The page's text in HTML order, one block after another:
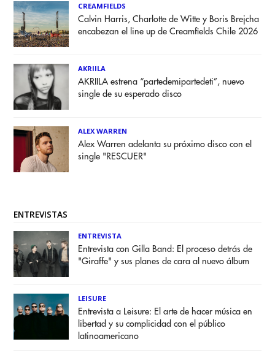
CREAMFIELDS
Calvin Harris, Charlotte de Witte y Boris Brejcha
encabezan el line up de Creamfields Chile 2026
AKRIILA
AKRIILA estrena “partedemipartedeti”, nuevo
single de su esperado disco
ALEX WARREN
Alex Warren adelanta su próximo disco con el
single "RESCUER"
ENTREVISTAS
ENTREVISTA
Entrevista con Gilla Band: El proceso detrás de
"Giraffe" y sus planes de cara al nuevo álbum
LEISURE
Entrevista a Leisure: El arte de hacer música en
libertad y su complicidad con el público
latinoamericano